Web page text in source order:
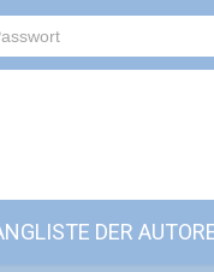
DER